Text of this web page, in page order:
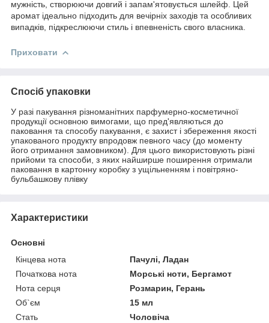
мужність, створюючи довгий і запам'ятовується шлейф. Цей
аромат ідеально підходить для вечірніх заходів та особливих
випадків, підкреслюючи стиль і впевненість свого власника.
Приховати
Спосіб упаковки
У разі пакування різноманітних парфумерно-косметичної
продукції основною вимогами, що пред'являються до
паковання та способу пакування, є захист і збереження якості
упакованого продукту впродовж певного часу (до моменту
його отримання замовником). Для цього використовують різні
прийоми та способи, з яких найширше поширення отримали
паковання в картонну коробку з ущільненням і повітряно-
бульбашкову плівку
Характеристики
Основні
Кінцева нота
Пачулі, Ладан
Початкова нота
Морські ноти, Бергамот
Нота серця
Розмарин, Герань
Об`єм
15 мл
Стать
Чоловіча